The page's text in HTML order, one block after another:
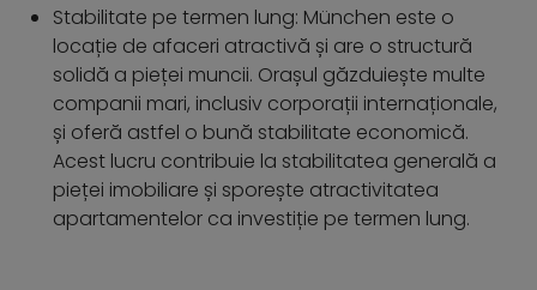
Stabilitate pe termen lung: München este o
locație de afaceri atractivă și are o structură
solidă a pieței muncii. Orașul găzduiește multe
companii mari, inclusiv corporații internaționale,
și oferă astfel o bună stabilitate economică.
Acest lucru contribuie la stabilitatea generală a
pieței imobiliare și sporește atractivitatea
apartamentelor ca investiție pe termen lung.